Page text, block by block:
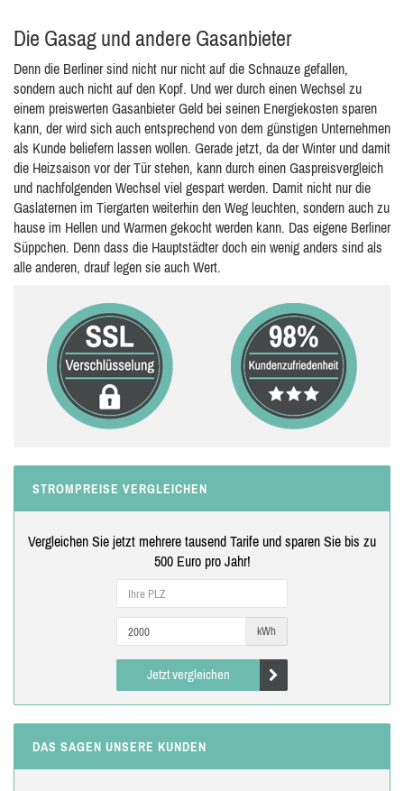
Die Gasag und andere Gasanbieter
Denn die Berliner sind nicht nur nicht auf die Schnauze gefallen,
sondern auch nicht auf den Kopf. Und wer durch einen Wechsel zu
einem preiswerten Gasanbieter Geld bei seinen Energiekosten sparen
kann, der wird sich auch entsprechend von dem günstigen Unternehmen
als Kunde beliefern lassen wollen. Gerade jetzt, da der Winter und damit
die Heizsaison vor der Tür stehen, kann durch einen Gaspreisvergleich
und nachfolgenden Wechsel viel gespart werden. Damit nicht nur die
Gaslaternen im Tiergarten weiterhin den Weg leuchten, sondern auch zu
hause im Hellen und Warmen gekocht werden kann. Das eigene Berliner
Süppchen. Denn dass die Hauptstädter doch ein wenig anders sind als
alle anderen, drauf legen sie auch Wert.
STROMPREISE VERGLEICHEN
Vergleichen Sie jetzt mehrere tausend Tarife und sparen Sie bis zu
500 Euro pro Jahr!
kWh
Jetzt vergleichen
DAS SAGEN UNSERE KUNDEN